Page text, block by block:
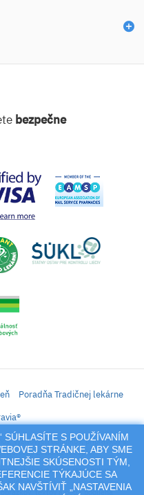
SÚHLASÍTE S POUŽÍVANÍM
STRÁNKE, ABY SME
SKÚSENOSTI TÝM,
TÝKAJÚCE SA
NAVŠTÍVIŤ „NASTAVENIA
bezpečne
Poradňa Tradičnej lekárne
výživových doplnkov, prípravkov s
zaslanie receptu.
a akákoľvek jeho reprodukcia
šírenie a pod.),
textov a pod.) podlieha